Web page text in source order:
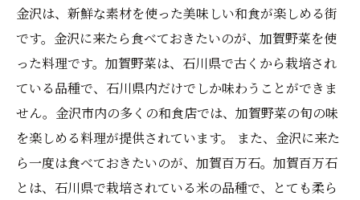
金沢は、新鮮な素材を使った美味しい和食が楽しめる街
です。金沢に来たら食べておきたいのが、加賀野菜を使
った料理です。加賀野菜は、石川県で古くから栽培され
ている品種で、石川県内だけでしか味わうことができま
せん。金沢市内の多くの和食店では、加賀野菜の旬の味
を楽しめる料理が提供されています。 また、金沢に来た
ら一度は食べておきたいのが、加賀百万石。加賀百万石
とは、石川県で栽培されている米の品種で、とても柔ら